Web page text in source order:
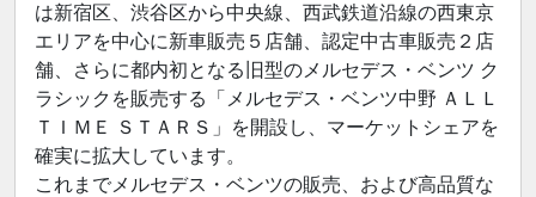
は新宿区、渋谷区から中央線、西武鉄道沿線の西東京
エリアを中心に新車販売５店舗、認定中古車販売２店
舗、さらに都内初となる旧型のメルセデス・ベンツ ク
ラシックを販売する「メルセデス・ベンツ中野 ＡＬＬ
ＴＩＭＥ ＳＴＡＲＳ」を開設し、マーケットシェアを
確実に拡大しています。
これまでメルセデス・ベンツの販売、および高品質な